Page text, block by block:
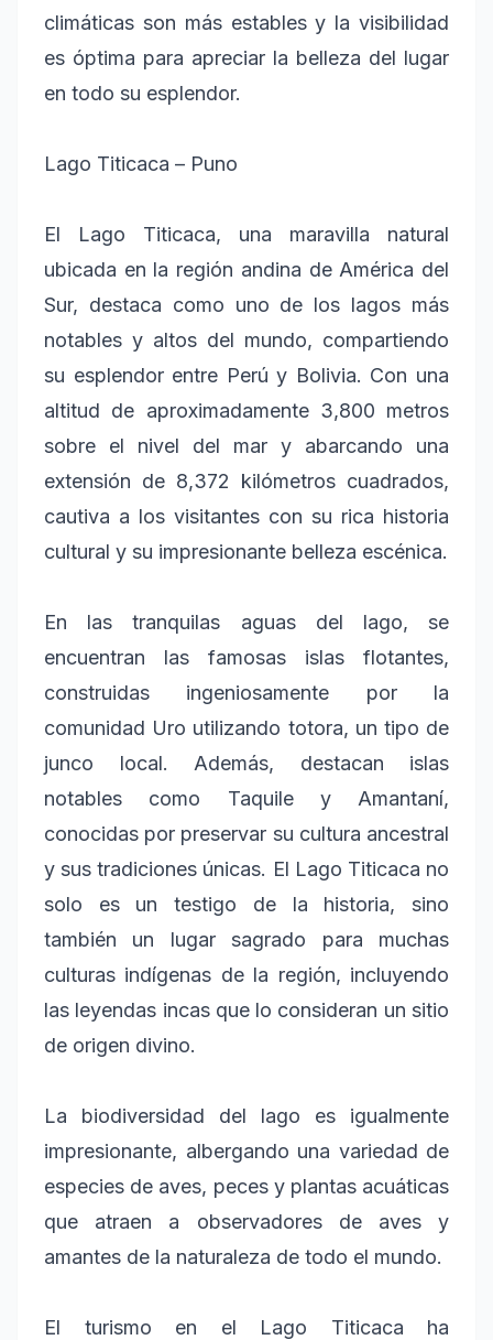
climáticas son más estables y la visibilidad
es óptima para apreciar la belleza del lugar
en todo su esplendor.
Lago Titicaca – Puno
El Lago Titicaca, una maravilla natural
ubicada en la región andina de América del
Sur, destaca como uno de los lagos más
notables y altos del mundo, compartiendo
su esplendor entre Perú y Bolivia. Con una
altitud de aproximadamente 3,800 metros
sobre el nivel del mar y abarcando una
extensión de 8,372 kilómetros cuadrados,
cautiva a los visitantes con su rica historia
cultural y su impresionante belleza escénica.
En las tranquilas aguas del lago, se
encuentran las famosas islas flotantes,
construidas ingeniosamente por la
comunidad Uro utilizando totora, un tipo de
junco local. Además, destacan islas
notables como Taquile y Amantaní,
conocidas por preservar su cultura ancestral
y sus tradiciones únicas. El Lago Titicaca no
solo es un testigo de la historia, sino
también un lugar sagrado para muchas
culturas indígenas de la región, incluyendo
las leyendas incas que lo consideran un sitio
de origen divino.
La biodiversidad del lago es igualmente
impresionante, albergando una variedad de
especies de aves, peces y plantas acuáticas
que atraen a observadores de aves y
amantes de la naturaleza de todo el mundo.
El turismo en el Lago Titicaca ha